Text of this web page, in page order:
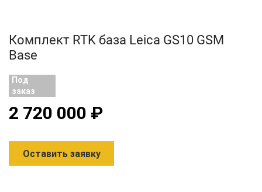
Комплект RTK база Leica GS10 GSM
Base
Под
заказ
2 720 000 ₽
Оставить заявку